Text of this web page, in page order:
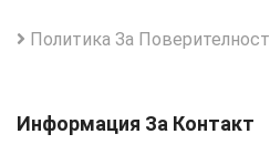
Политика За Поверителност
Информация За Контакт